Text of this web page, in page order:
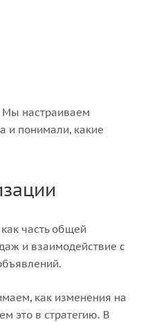
Мы настраиваем
и понимали, какие
часть общей
и взаимодействие с
как изменения на
это в стратегию. В